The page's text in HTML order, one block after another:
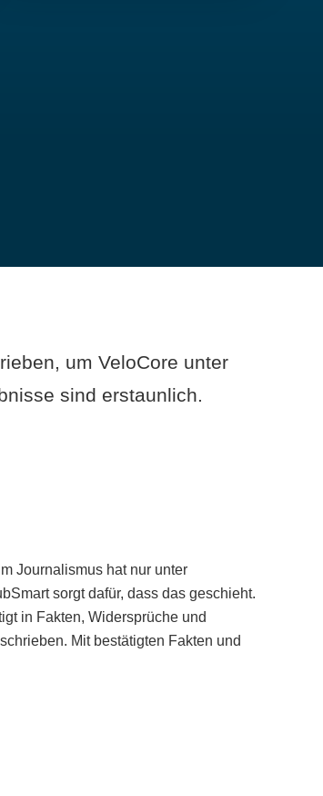
um VeloCore unter
sind erstaunlich.
Journalismus hat nur unter
sorgt dafür, dass das geschieht.
in Fakten, Widersprüche und
Mit bestätigten Fakten und